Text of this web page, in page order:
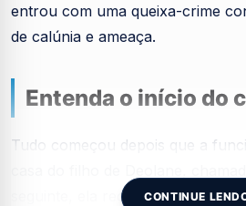
entrou com uma queixa-crime
de calúnia e ameaça.
Entenda o início do
Tudo começou depois que a
seguinte, ela recebeu uma
CONTINUE